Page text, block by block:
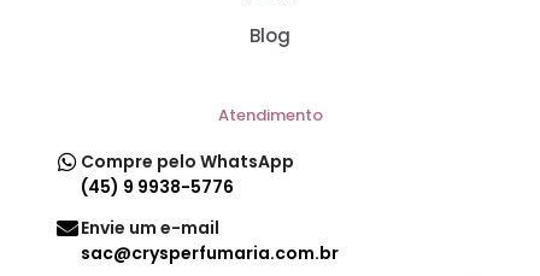
Blog
Atendimento
Compre pelo WhatsApp
(45) 9 9938-5776
Envie um e-mail
sac@crysperfumaria.com.br